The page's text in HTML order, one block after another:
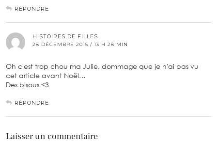
RÉPONDRE
HISTOIRES DE FILLES
28 DÉCEMBRE 2015 / 13 H 28 MIN
Oh c'est trop chou ma Julie, dommage que je n'ai pas vu
cet article avant Noël…
Des bisous <3
RÉPONDRE
Laisser un commentaire